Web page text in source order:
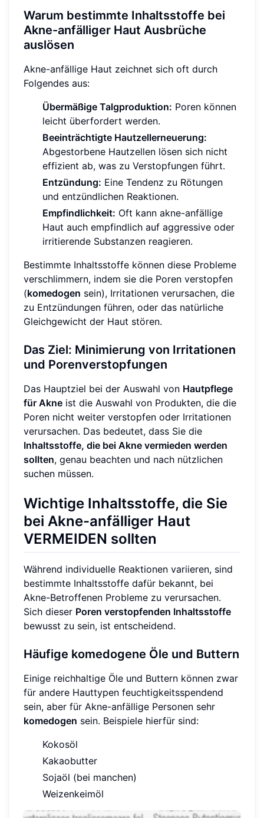
Warum bestimmte Inhaltsstoffe bei
Akne-anfälliger Haut Ausbrüche
auslösen
Akne-anfällige Haut zeichnet sich oft durch
Folgendes aus:
Übermäßige Talgproduktion: Poren können
leicht überfordert werden.
Beeinträchtigte Hautzellerneuerung:
Abgestorbene Hautzellen lösen sich nicht
effizient ab, was zu Verstopfungen führt.
Entzündung: Eine Tendenz zu Rötungen
und entzündlichen Reaktionen.
Empfindlichkeit: Oft kann akne-anfällige
Haut auch empfindlich auf aggressive oder
irritierende Substanzen reagieren.
Bestimmte Inhaltsstoffe können diese Probleme
verschlimmern, indem sie die Poren verstopfen
(komedogen sein), Irritationen verursachen, die
zu Entzündungen führen, oder das natürliche
Gleichgewicht der Haut stören.
Das Ziel: Minimierung von Irritationen
und Porenverstopfungen
Das Hauptziel bei der Auswahl von Hautpflege
für Akne ist die Auswahl von Produkten, die die
Poren nicht weiter verstopfen oder Irritationen
verursachen. Das bedeutet, dass Sie die
Inhaltsstoffe, die bei Akne vermieden werden
sollten, genau beachten und nach nützlichen
suchen müssen.
Wichtige Inhaltsstoffe, die Sie
bei Akne-anfälliger Haut
VERMEIDEN sollten
Während individuelle Reaktionen variieren, sind
bestimmte Inhaltsstoffe dafür bekannt, bei
Akne-Betroffenen Probleme zu verursachen.
Sich dieser Poren verstopfenden Inhaltsstoffe
bewusst zu sein, ist entscheidend.
Häufige komedogene Öle und Buttern
Einige reichhaltige Öle und Buttern können zwar
für andere Hauttypen feuchtigkeitsspendend
sein, aber für Akne-anfällige Personen sehr
komedogen sein. Beispiele hierfür sind:
Kokosöl
Kakaobutter
Sojaöl (bei manchen)
Weizenkeimöl